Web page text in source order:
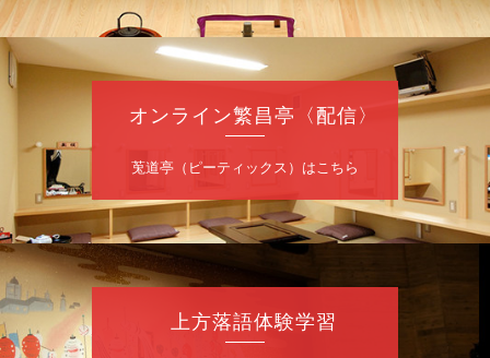
前売2,000円 当日2,500円 25歳以下前売・
当日共1,000円
お問合せ：落語ファクトリー 0120-874-315
8月 9 日（日）
昼席：番組案内
桂二豆／露の瑞／桂きん太郎／いわみせいじ
（似顔絵）／桂三扇／桂文太～仲入～笑福亭
笑利／笑福亭仁福／幸助福助（漫才）／桂春
若
オンライン繁昌亭〈配信〉
莵道亭（ピーティックス）はこちら
上方落語体験学習